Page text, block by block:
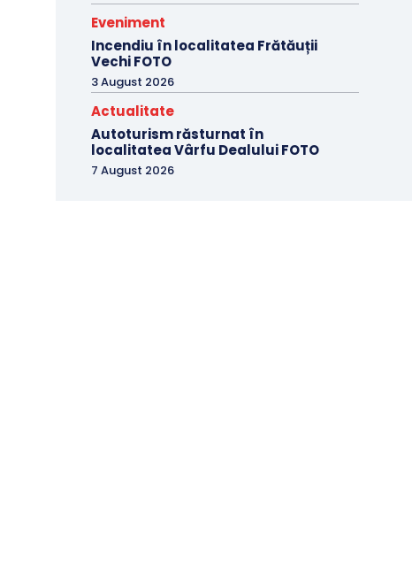
Eveniment
Incendiu în localitatea Frătăuții
Vechi FOTO
3 August 2026
Actualitate
Autoturism răsturnat în
localitatea Vârfu Dealului FOTO
7 August 2026